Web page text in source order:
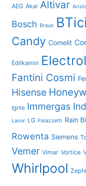
AEG Akai Altivar
Bosch Braun
Candy Comelit
Edilkamin
Fantini Cosmi
Hisense
Ignis Immergas
Lavor LG Palazzetti Rain
Rowenta Siemens
Vemer Vimar Vortice
Whirlpool